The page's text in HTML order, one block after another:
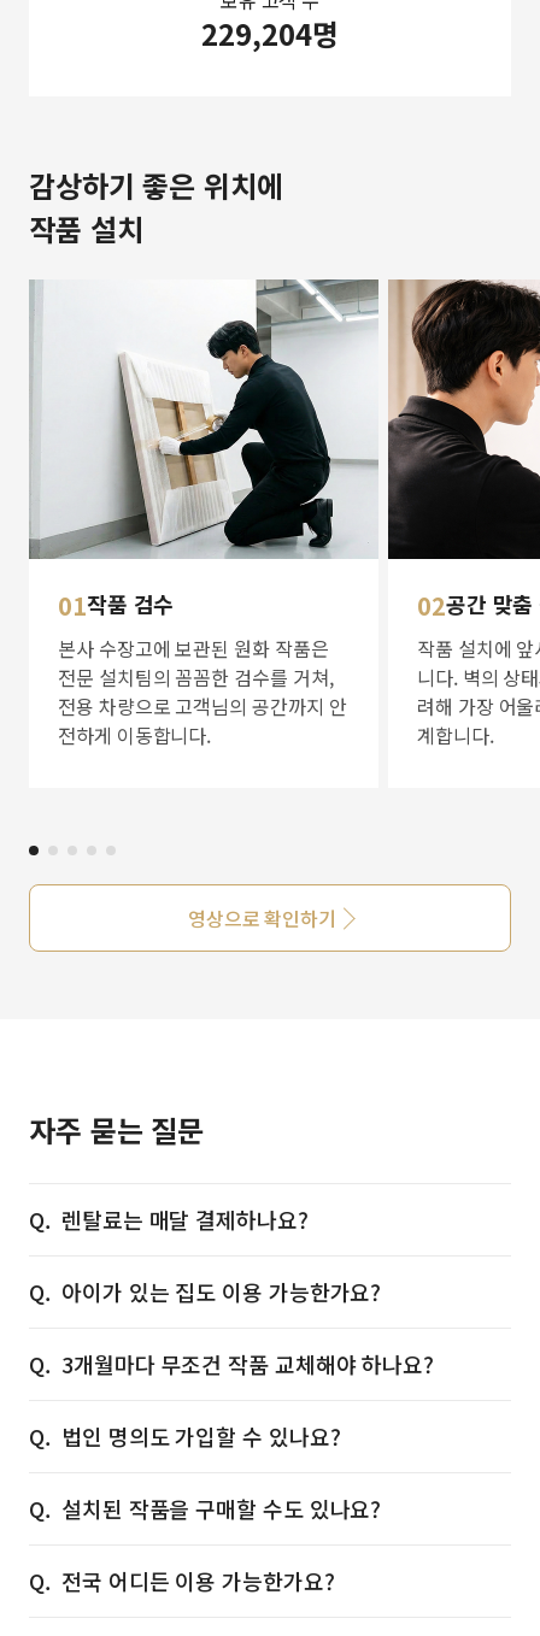
229,204명
감상하기 좋은 위치에
작품 설치
01작품 검수
본사 수장고에 보관된 원화 작품은
전문 설치팀의 꼼꼼한 검수를 거쳐,
전용 차량으로 고객님의 공간까지 안
전하게 이동합니다.
02공간 맞
작품 설치에
니다. 벽의 상
려해 가장 어
계합니다.
영상으로 확인하기
자주 묻는 질문
렌탈료는 매달 결제하나요?
아이가 있는 집도 이용 가능한가요?
3개월마다 무조건 작품 교체해야 하나요?
법인 명의도 가입할 수 있나요?
설치된 작품을 구매할 수도 있나요?
전국 어디든 이용 가능한가요?